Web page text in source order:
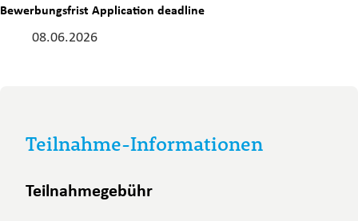
Bewerbungsfrist Application deadline
08.06.2026
Teilnahme-Informationen
Teilnahmegebühr